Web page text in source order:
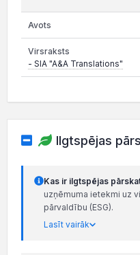
- SIA "A&A Translations"
Ilgtspējas
Kas ir ilgtspējas
uzņēmuma ietekmi uz
pārvaldību (ESG).
Lasīt vairāk